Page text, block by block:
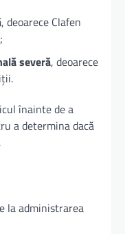
, deoarece Clafen
severă, deoarece
înainte de a
a determina dacă
la administrarea